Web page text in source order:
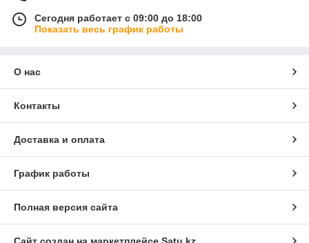
Сегодня работает с 09:00 до 18:00
Показать весь график работы
О нас
Контакты
Доставка и оплата
График работы
Полная версия сайта